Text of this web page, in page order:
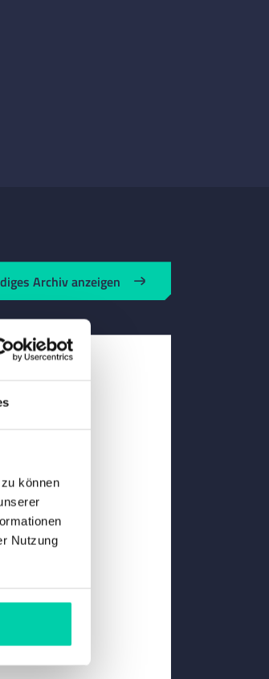
können
Nutzung
Archiv anzeigen